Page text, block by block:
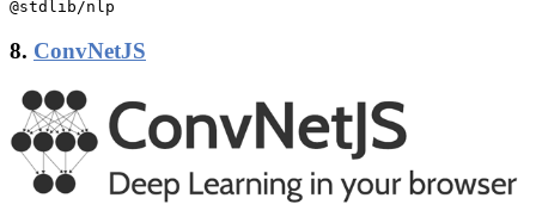
@stdlib/nlp
8. ConvNetJS